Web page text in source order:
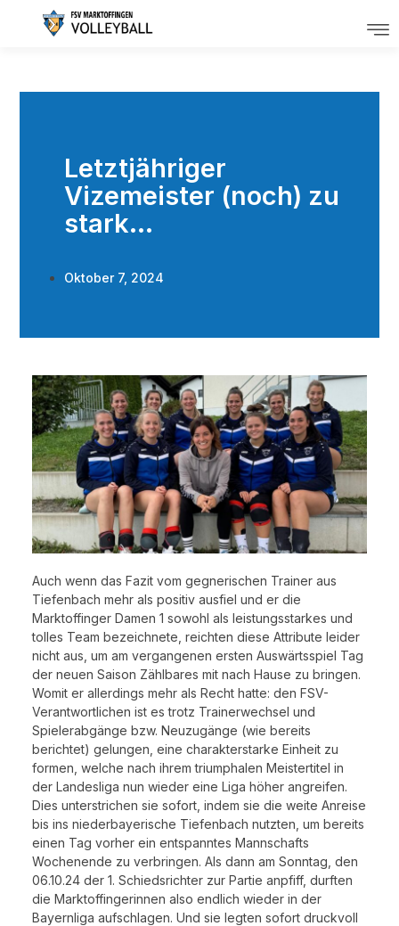
Letztjähriger
Vizemeister (noch) zu
stark…
Oktober 7, 2024
Auch wenn das Fazit vom gegnerischen Trainer aus
Tiefenbach mehr als positiv ausfiel und er die
Marktoffinger Damen 1 sowohl als leistungsstarkes und
tolles Team bezeichnete, reichten diese Attribute leider
nicht aus, um am vergangenen ersten Auswärtsspiel Tag
der neuen Saison Zählbares mit nach Hause zu bringen.
Womit er allerdings mehr als Recht hatte: den FSV-
Verantwortlichen ist es trotz Trainerwechsel und
Spielerabgänge bzw. Neuzugänge (wie bereits
berichtet) gelungen, eine charakterstarke Einheit zu
formen, welche nach ihrem triumphalen Meistertitel in
der Landesliga nun wieder eine Liga höher angreifen.
Dies unterstrichen sie sofort, indem sie die weite Anreise
bis ins niederbayerische Tiefenbach nutzten, um bereits
einen Tag vorher ein entspanntes Mannschafts
Wochenende zu verbringen. Als dann am Sonntag, den
06.10.24 der 1. Schiedsrichter zur Partie anpfiff, durften
die Marktoffingerinnen also endlich wieder in der
Bayernliga aufschlagen. Und sie legten sofort druckvoll